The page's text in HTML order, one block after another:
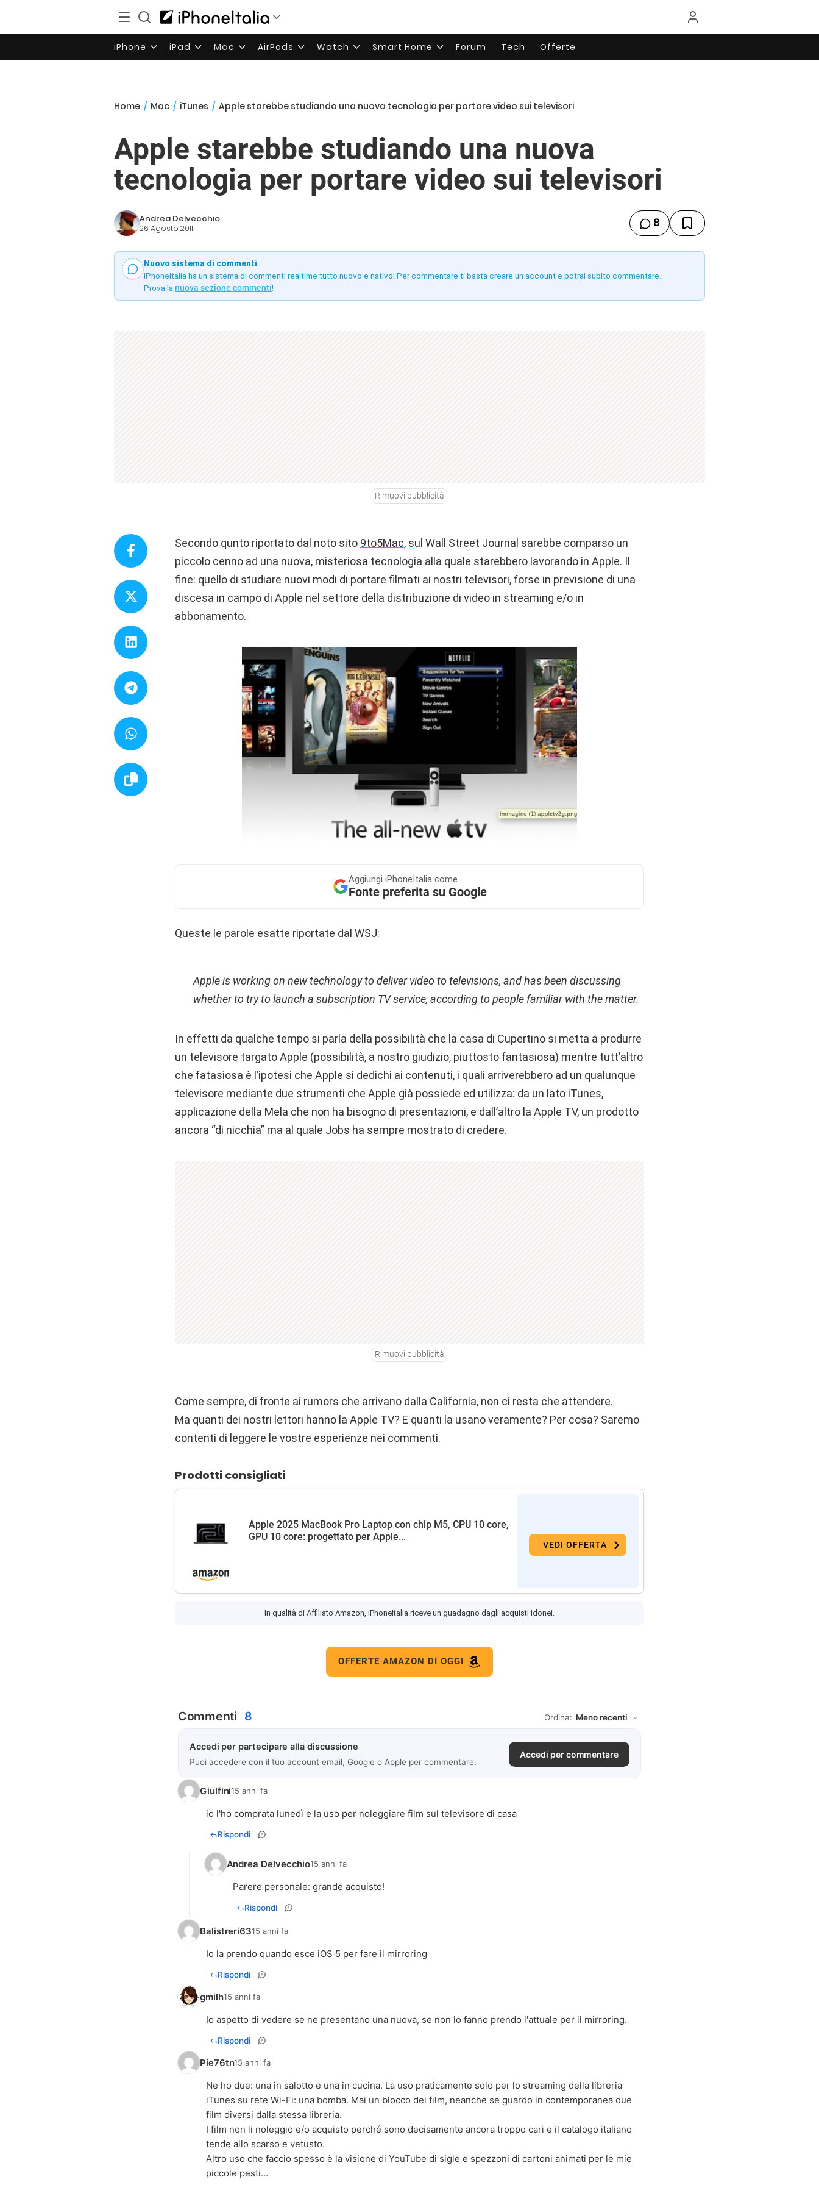
iPhone iPad Mac AirPods Watch Smart Home Forum Tech Offerte
Home / Mac / iTunes / Apple starebbe studiando una nuova tecnologia per portare video sui televisori
Apple starebbe studiando una nuova
tecnologia per portare video sui televisori
Andrea Delvecchio
26 Agosto 2011 8
Nuovo sistema di commenti
iPhoneItalia ha un sistema di commenti realtime tutto nuovo e nativo! Per commentare ti basta creare un account e potrai subito commentare.
Prova la nuova sezione commenti!
Rimuovi pubblicità
Secondo qunto riportato dal noto sito 9to5Mac, sul Wall Street Journal sarebbe comparso un
piccolo cenno ad una nuova, misteriosa tecnologia alla quale starebbero lavorando in Apple. Il
fine: quello di studiare nuovi modi di portare filmati ai nostri televisori, forse in previsione di una
discesa in campo di Apple nel settore della distribuzione di video in streaming e/o in
abbonamento.
Aggiungi iPhoneItalia come
Fonte preferita su Google
Queste le parole esatte riportate dal WSJ:
Apple is working on new technology to deliver video to televisions, and has been discussing
whether to try to launch a subscription TV service, according to people familiar with the matter.
In effetti da qualche tempo si parla della possibilità che la casa di Cupertino si metta a produrre
un televisore targato Apple (possibilità, a nostro giudizio, piuttosto fantasiosa) mentre tutt’altro
che fatasiosa è l’ipotesi che Apple si dedichi ai contenuti, i quali arriverebbero ad un qualunque
televisore mediante due strumenti che Apple già possiede ed utilizza: da un lato iTunes,
applicazione della Mela che non ha bisogno di presentazioni, e dall’altro la Apple TV, un prodotto
ancora “di nicchia” ma al quale Jobs ha sempre mostrato di credere.
Rimuovi pubblicità
Come sempre, di fronte ai rumors che arrivano dalla California, non ci resta che attendere.
Ma quanti dei nostri lettori hanno la Apple TV? E quanti la usano veramente? Per cosa? Saremo
contenti di leggere le vostre esperienze nei commenti.
Prodotti consigliati
Apple 2025 MacBook Pro Laptop con chip M5, CPU 10 core,
GPU 10 core: progettato per Apple...
VEDI OFFERTA
In qualità di Affiliato Amazon, iPhoneItalia riceve un guadagno dagli acquisti idonei.
OFFERTE AMAZON DI OGGI
Commenti 8 Ordina:
Accedi per partecipare alla discussione
Puoi accedere con il tuo account email, Google o Apple per commentare.
Accedi per commentare
Giulfini15 anni fa
io l'ho comprata lunedì e la uso per noleggiare film sul televisore di casa
Rispondi
Andrea Delvecchio15 anni fa
Parere personale: grande acquisto!
Rispondi
Balistreri6315 anni fa
Io la prendo quando esce iOS 5 per fare il mirroring
Rispondi
gmilh15 anni fa
Io aspetto di vedere se ne presentano una nuova, se non lo fanno prendo l'attuale per il mirroring.
Rispondi
Pie76tn15 anni fa
Ne ho due: una in salotto e una in cucina. La uso praticamente solo per lo streaming della libreria
iTunes su rete Wi-Fi: una bomba. Mai un blocco dei film, neanche se guardo in contemporanea due
film diversi dalla stessa libreria.
I film non li noleggio e/o acquisto perché sono decisamente ancora troppo cari e il catalogo italiano
tende allo scarso e vetusto.
Altro uso che faccio spesso è la visione di YouTube di sigle e spezzoni di cartoni animati per le mie
piccole pesti...